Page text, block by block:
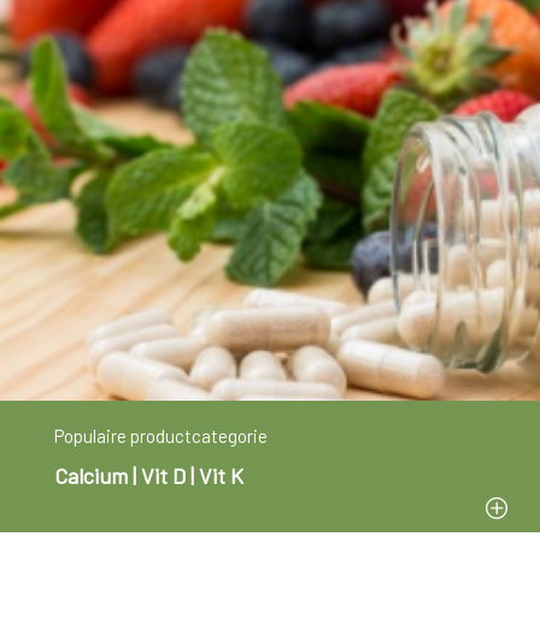
Populaire productcategorie
Calcium | Vit D | Vit K